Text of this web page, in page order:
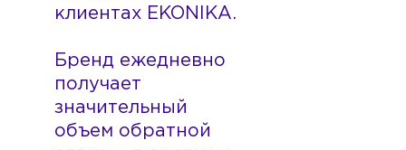
клиентах EKONIKA.
Бренд ежедневно
получает
значительный
объем обратной